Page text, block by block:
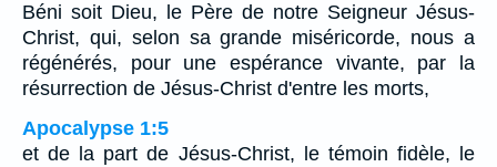
Béni soit Dieu, le Père de notre Seigneur Jésus-
Christ, qui, selon sa grande miséricorde, nous a
régénérés, pour une espérance vivante, par la
résurrection de Jésus-Christ d'entre les morts,
Apocalypse 1:5
et de la part de Jésus-Christ, le témoin fidèle, le